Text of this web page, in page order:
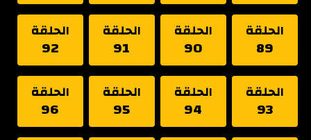
الحلقة
89
الحلقة
90
الحلقة
91
الحلقة
92
الحلقة
93
الحلقة
94
الحلقة
95
الحلقة
96